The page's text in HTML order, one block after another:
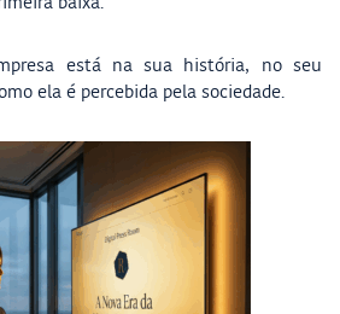
está na sua história, no seu
ela é percebida pela sociedade.